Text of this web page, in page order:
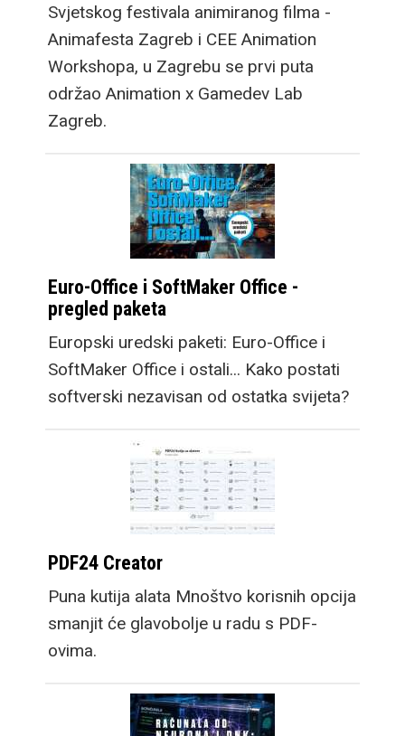
Svjetskog festivala animiranog filma -
Animafesta Zagreb i CEE Animation
Workshopa, u Zagrebu se prvi puta
održao Animation x Gamedev Lab
Zagreb.
Euro-Office i SoftMaker Office -
pregled paketa
Europski uredski paketi: Euro-Office i
SoftMaker Office i ostali... Kako postati
softverski nezavisan od ostatka svijeta?
PDF24 Creator
Puna kutija alata Mnoštvo korisnih opcija
smanjit će glavobolje u radu s PDF-
ovima.